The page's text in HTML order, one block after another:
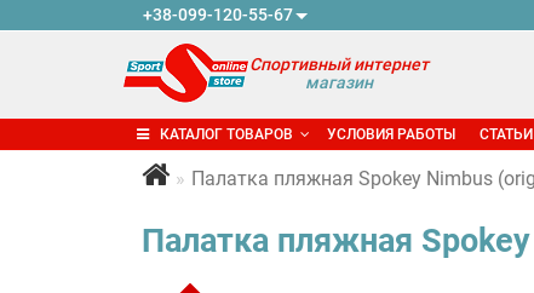
+38-099-120-55-67
Спортивный интернет
магазин
КАТАЛОГ ТОВАРОВ УСЛОВИЯ РАБОТЫ СТАТЬИ
Палатка пляжная Spokey Nimbus
Палатка пляжная